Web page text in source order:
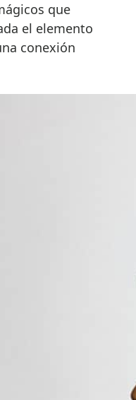
que
el elemento
conexión